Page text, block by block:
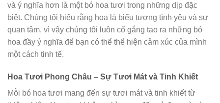
và ý nghĩa hơn là một bó hoa tươi trong những dịp đặc
biệt. Chúng tôi hiểu rằng hoa là biểu tượng tình yêu và sự
quan tâm, vì vậy chúng tôi luôn cố gắng tạo ra những bó
hoa đầy ý nghĩa để bạn có thể thể hiện cảm xúc của mình
một cách tinh tế.
Hoa Tươi Phong Châu – Sự Tươi Mát và Tinh Khiết
Mỗi bó hoa tươi mang đến sự tươi mát và tinh khiết từ